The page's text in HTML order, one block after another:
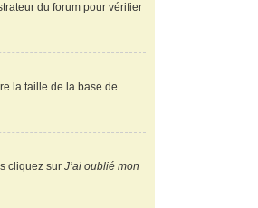
du forum pour vérifier
la taille de la base de
cliquez surJ’ai oublié mon